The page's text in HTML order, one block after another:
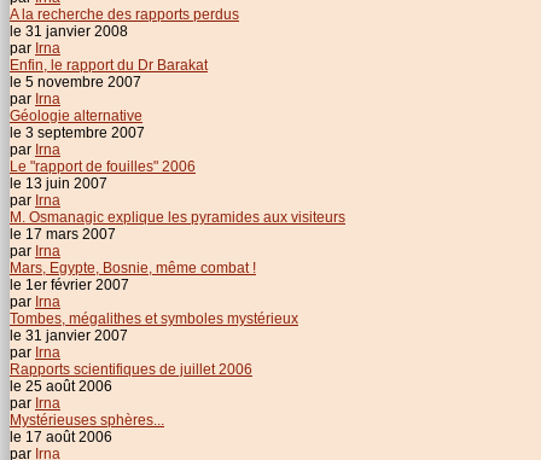
A la recherche des rapports perdus
le 31 janvier 2008
par Irna
Enfin, le rapport du Dr Barakat
le 5 novembre 2007
par Irna
Géologie alternative
le 3 septembre 2007
par Irna
Le "rapport de fouilles" 2006
le 13 juin 2007
par Irna
M. Osmanagic explique les pyramides aux visiteurs
le 17 mars 2007
par Irna
Mars, Egypte, Bosnie, même combat !
le 1er février 2007
par Irna
Tombes, mégalithes et symboles mystérieux
le 31 janvier 2007
par Irna
Rapports scientifiques de juillet 2006
le 25 août 2006
par Irna
Mystérieuses sphères...
le 17 août 2006
par Irna